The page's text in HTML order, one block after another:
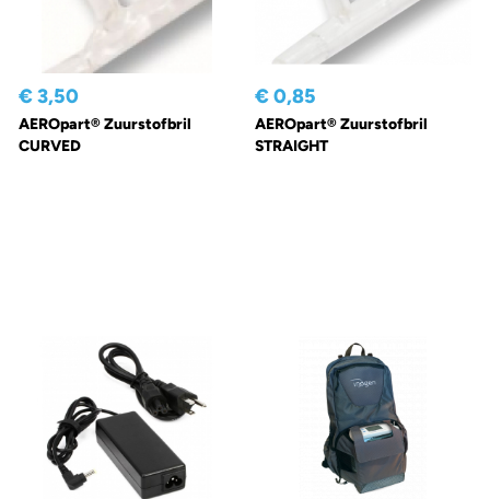
€ 3,50
AEROpart® Zuurstofbril
CURVED
€ 0,85
AEROpart® Zuurstofbril
STRAIGHT